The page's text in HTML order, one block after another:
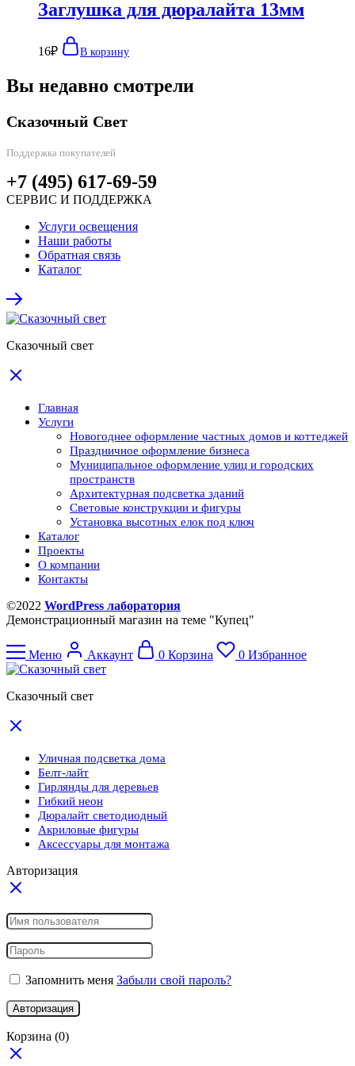
Заглушка для дюралайта 13мм
16₽ В корзину
Вы недавно смотрели
Сказочный Свет
Поддержка покупателей
+7 (495) 617-69-59
СЕРВИС И ПОДДЕРЖКА
Услуги освещения
Наши работы
Обратная связь
Каталог
Сказочный свет
Главная
Услуги
Новогоднее оформление частных домов и коттеджей
Праздничное оформление бизнеса
Муниципальное оформление улиц и городских
пространств
Архитектурная подсветка зданий
Световые конструкции и фигуры
Установка высотных елок под ключ
Каталог
Проекты
О компании
Контакты
©2022 WordPress лаборатория
Демонстрационный магазин на теме "Купец"
Меню Аккаунт 0 Корзина 0 Избранное
Сказочный свет
Уличная подсветка дома
Белт-лайт
Гирлянды для деревьев
Гибкий неон
Дюралайт светодиодный
Акриловые фигуры
Аксессуары для монтажа
Авторизация
Запомнить меня Забыли свой пароль?
Авторизация
Корзина (0)